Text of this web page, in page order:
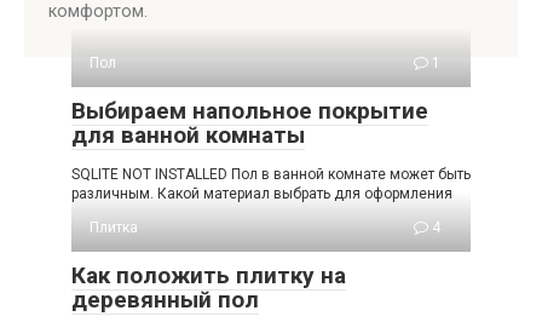
комфортом.
Пол 1
Выбираем напольное покрытие
для ванной комнаты
SQLITE NOT INSTALLED Пол в ванной комнате может быть
различным. Какой материал выбрать для оформления
Плитка
4
Как положить плитку на
деревянный пол